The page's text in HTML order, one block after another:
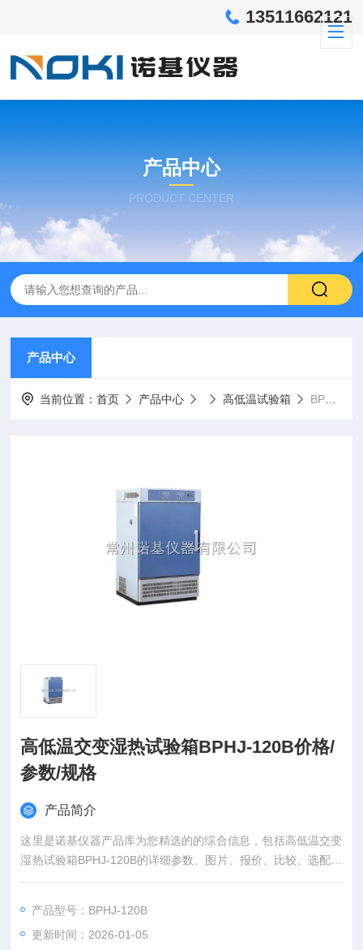
13511662121
产品中心
PRODUCT CENTER
产品中心
当前位置：首页 产品中心 高低温试验箱 BPHJ-120B高低温交变湿热试验箱BPHJ-120B价格/参数/规格
高低温交变湿热试验箱BPHJ-120B价格/
参数/规格
产品简介
这里是诺基仪器产品库为您精选的的综合信息，包括高低温交变
湿热试验箱BPHJ-120B的详细参数、图片、报价、比较、选配件
等。
产品型号：BPHJ-120B
更新时间：2026-01-05